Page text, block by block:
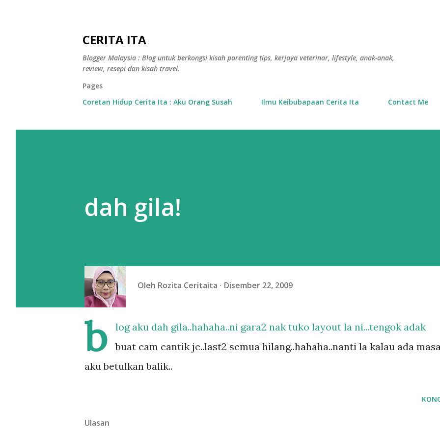
CERITA ITA
Blogger Malaysia : Blog untuk berkongsi kisah parenting tips, kerjaya veterinar, lifestyle, anak-anak,
review, resepi dan kisah travel.
Pages
Coretan Hidup Cerita Ita : Aku Orang Susah
Ilmu Keibubapaan Cerita Ita Contact Me
dah gila!
Oleh Rozita Ceritaita Disember 22, 2009
b
log aku dah gila..hahaha..ni gara2 nak tuko layout la ni...tengok adak
buat cam cantik je..last2 semua hilang..hahaha..nanti la kalau ada
aku betulkan balik..
Ulasan